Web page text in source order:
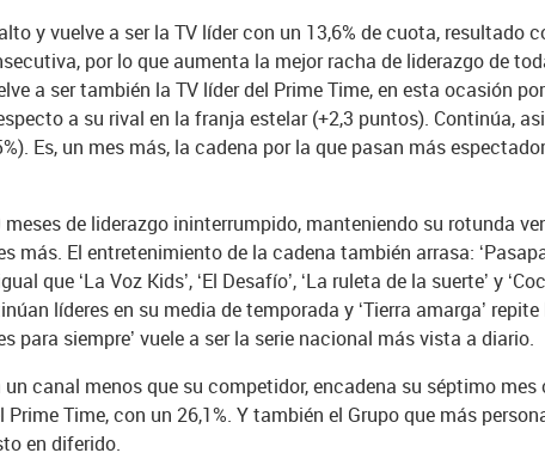
y vuelve a ser la TV líder con un 13,6% de cuota, resultado
por lo que aumenta la mejor racha de liderazgo de
a ser también la TV líder del Prime Time, en esta ocasión
a su rival en la franja estelar (+2,3 puntos). Continúa,
Es, un mes más, la cadena por la que pasan más
de liderazgo ininterrumpido, manteniendo su rotunda
más. El entretenimiento de la cadena también arrasa:
que ‘La Voz Kids’, ‘El Desafío’, ‘La ruleta de la suerte’ y
líderes en su media de temporada y ‘Tierra amarga’
para siempre’ vuele a ser la serie nacional más vista a diario.
un canal menos que su competidor, encadena su séptimo
Time, con un 26,1%. Y también el Grupo que más
en diferido.